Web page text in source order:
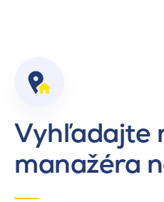
Vyhľadajte
manažéra